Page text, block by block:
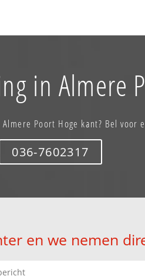
in Almere
Poort Hoge kant? Bel voor
036-7602317
en we nemen